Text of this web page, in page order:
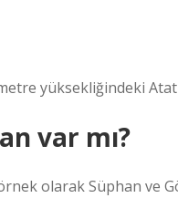
yüksekliğindeki
var mı?
olarak Süphan ve